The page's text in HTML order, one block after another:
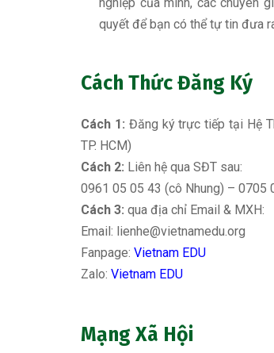
quyết để bạn có thể tự tin đưa
Cách Thức Đăng Ký
Cách 1: Đăng ký trực tiếp tại Hệ
TP. HCM)
Cách 2: Liên hệ qua SĐT sau:
0961 05 05 43 (cô Nhung) – 0705
Cách 3: qua địa chỉ Email & MXH:
Email: lienhe@vietnamedu.org
Fanpage: Vietnam EDU
Zalo: Vietnam EDU
Mạng Xã Hội